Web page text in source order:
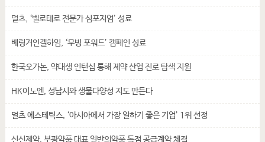
멀츠, ‘벨로테로 전문가 심포지엄’ 성료
베링거인겔하임, ‘무빙 포워드’ 캠페인 성료
한국오가논, 약대생 인턴십 통해 제약 산업 진로 탐색 지원
HK이노엔, 성남시와 생물다양성 지도 만든다
멀츠 에스테틱스, ‘아시아에서 가장 일하기 좋은 기업’ 1위 선정
신신제약, 부광약품 대표 일반의약품 독점 공급계약 체결